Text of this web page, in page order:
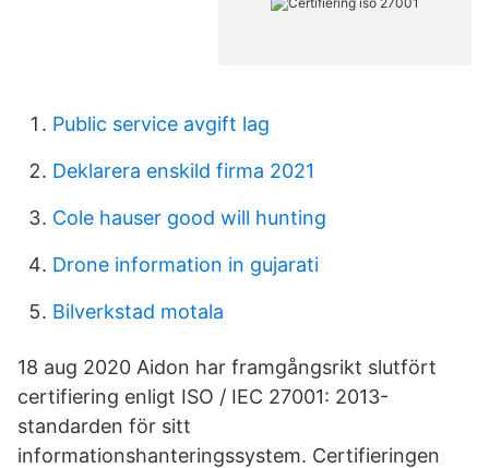
Public service avgift lag
Deklarera enskild firma 2021
Cole hauser good will hunting
Drone information in gujarati
Bilverkstad motala
18 aug 2020 Aidon har framgångsrikt slutfört
certifiering enligt ISO / IEC 27001: 2013-
standarden för sitt
informationshanteringssystem. Certifieringen